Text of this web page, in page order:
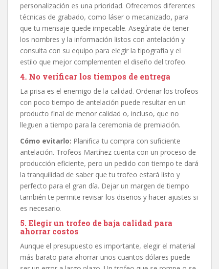
personalización es una prioridad. Ofrecemos diferentes
técnicas de grabado, como láser o mecanizado, para
que tu mensaje quede impecable. Asegúrate de tener
los nombres y la información listos con antelación y
consulta con su equipo para elegir la tipografía y el
estilo que mejor complementen el diseño del trofeo.
4. No verificar los tiempos de entrega
La prisa es el enemigo de la calidad. Ordenar los trofeos
con poco tiempo de antelación puede resultar en un
producto final de menor calidad o, incluso, que no
lleguen a tiempo para la ceremonia de premiación.
Cómo evitarlo: Planifica tu compra con suficiente
antelación. Trofeos Martínez cuenta con un proceso de
producción eficiente, pero un pedido con tiempo te dará
la tranquilidad de saber que tu trofeo estará listo y
perfecto para el gran día. Dejar un margen de tiempo
también te permite revisar los diseños y hacer ajustes si
es necesario.
5. Elegir un trofeo de baja calidad para
ahorrar costos
Aunque el presupuesto es importante, elegir el material
más barato para ahorrar unos cuantos dólares puede